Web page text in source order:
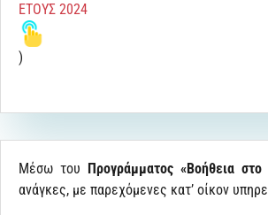
ΕΤΟΥΣ 2024
)
Μέσω του Προγράμματος «Βοήθεια στο
ανάγκες, με παρεχόμενες κατ’ οίκον